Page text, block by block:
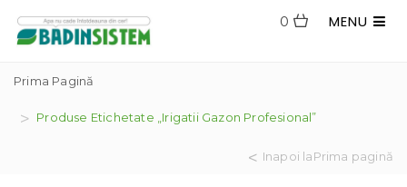
MENU
0
Prima Pagină
Produse Etichetate „irigatii Gazon Profesional”
Inapoi laPrima pagină